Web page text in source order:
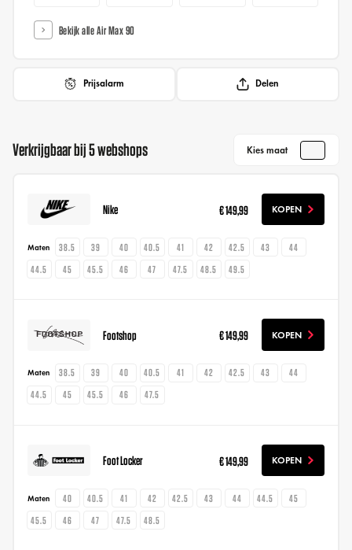
Bekijk alle Air Max 90
Prijsalarm Delen
Verkrijgbaar bij 5 webshops Kies maat
Nike € 149,99 KOPEN
Maten 38.5 39 40 40.5 41 42 42.5 43
44
44.5
45 45.5 46 47 47.5 48.5 49.5
Footshop € 149,99 KOPEN
Maten 38.5 39 40 40.5 41 42 42.5 43
44
44.5
45 45.5 46 47.5
Foot Locker € 149,99 KOPEN
Maten 40 40.5 41 42 42.5 43 44 44.5
45
45.5
46 47 47.5 48.5